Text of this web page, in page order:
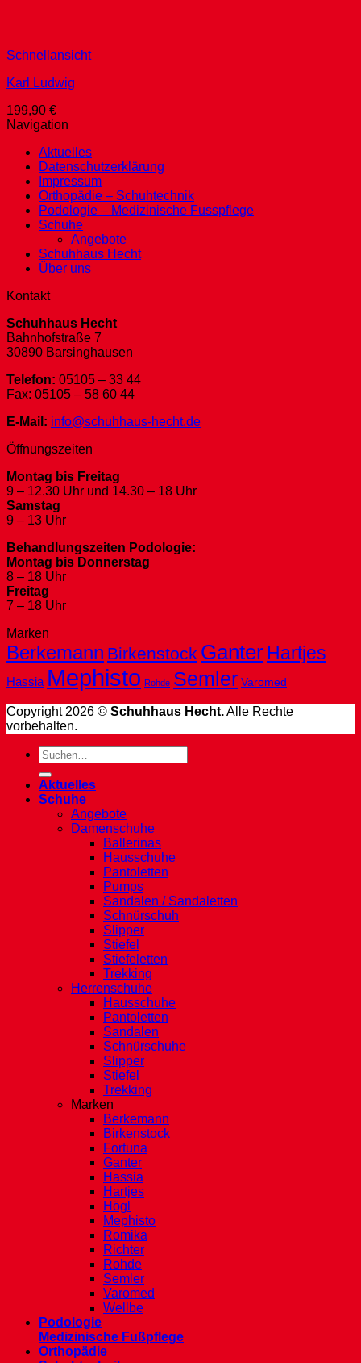
Schnellansicht
Karl Ludwig
199,90 €
Navigation
Aktuelles
Datenschutzerklärung
Impressum
Orthopädie – Schuhtechnik
Podologie – Medizinische Fusspflege
Schuhe
Angebote
Schuhhaus Hecht
Über uns
Kontakt
Schuhhaus Hecht
Bahnhofstraße 7
30890 Barsinghausen
Telefon: 05105 – 33 44
Fax: 05105 – 58 60 44
E-Mail: info@schuhhaus-hecht.de
Öffnungszeiten
Montag bis Freitag
9 – 12.30 Uhr und 14.30 – 18 Uhr
Samstag
9 – 13 Uhr
Behandlungszeiten Podologie:
Montag bis Donnerstag
8 – 18 Uhr
Freitag
7 – 18 Uhr
Marken
Berkemann Birkenstock GanterHartjes
Hassia Mephisto Rohde Semler Varomed
Copyright 2026 © Schuhhaus Hecht.Alle Rechte
vorbehalten.
Suche
nach:
Aktuelles
Schuhe
Angebote
Damenschuhe
Ballerinas
Hausschuhe
Pantoletten
Pumps
Sandalen / Sandaletten
Schnürschuh
Slipper
Stiefel
Stiefeletten
Trekking
Herrenschuhe
Hausschuhe
Pantoletten
Sandalen
Schnürschuhe
Slipper
Stiefel
Trekking
Marken
Berkemann
Birkenstock
Fortuna
Ganter
Hassia
Hartjes
Högl
Mephisto
Romika
Richter
Rohde
Semler
Varomed
Wellbe
Podologie
Medizinische Fußpflege
Orthopädie